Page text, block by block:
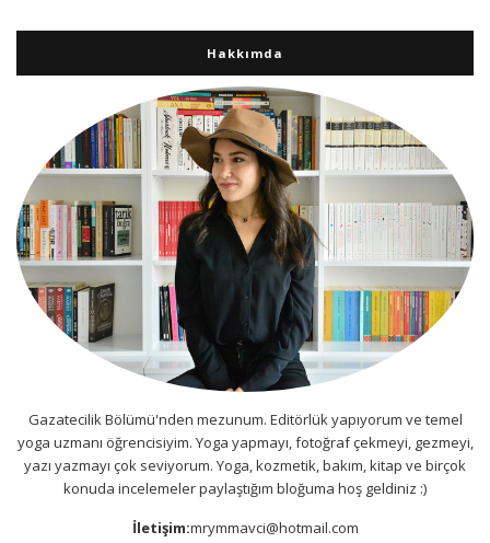
Hakkımda
Gazatecilik Bölümü'nden mezunum. Editörlük yapıyorum ve temel
yoga uzmanı öğrencisiyim. Yoga yapmayı, fotoğraf çekmeyi, gezmeyi,
yazı yazmayı çok seviyorum. Yoga, kozmetik, bakım, kitap ve birçok
konuda incelemeler paylaştığım bloğuma hoş geldiniz :)
İletişim:mrymmavci@hotmail.com